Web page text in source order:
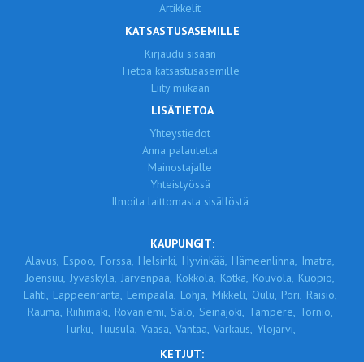
Artikkelit
KATSASTUSASEMILLE
Kirjaudu sisään
Tietoa katsastusasemille
Liity mukaan
LISÄTIETOA
Yhteystiedot
Anna palautetta
Mainostajalle
Yhteistyössä
Ilmoita laittomasta sisällöstä
KAUPUNGIT:
Alavus, Espoo, Forssa, Helsinki, Hyvinkää, Hämeenlinna, Imatra,
Joensuu, Jyväskylä, Järvenpää, Kokkola, Kotka, Kouvola, Kuopio,
Lahti, Lappeenranta, Lempäälä, Lohja, Mikkeli, Oulu, Pori, Raisio,
Rauma, Riihimäki, Rovaniemi, Salo, Seinäjoki, Tampere, Tornio,
Turku, Tuusula, Vaasa, Vantaa, Varkaus, Ylöjärvi,
KETJUT: